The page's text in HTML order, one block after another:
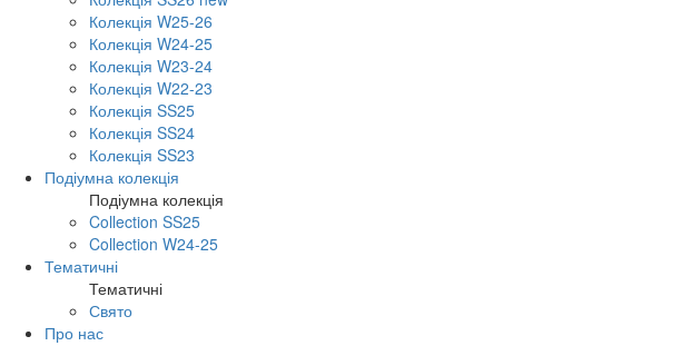
Колекція W25-26
Колекція W24-25
Колекція W23-24
Колекція W22-23
Колекція SS25
Колекція SS24
Колекція SS23
Подіумна колекція
Подіумна колекція
Collection SS25
Collection W24-25
Тематичні
Тематичні
Свято
Про нас